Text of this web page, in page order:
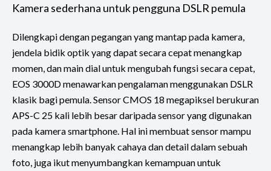
Kamera sederhana untuk pengguna DSLR pemula
Dilengkapi dengan pegangan yang mantap pada kamera,
jendela bidik optik yang dapat secara cepat menangkap
momen, dan main dial untuk mengubah fungsi secara cepat,
EOS 3000D menawarkan pengalaman menggunakan DSLR
klasik bagi pemula. Sensor CMOS 18 megapiksel berukuran
APS-C 25 kali lebih besar daripada sensor yang digunakan
pada kamera smartphone. Hal ini membuat sensor mampu
menangkap lebih banyak cahaya dan detail dalam sebuah
foto, juga ikut menyumbangkan kemampuan untuk